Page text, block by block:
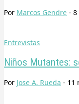
Por Marcos Gendre - 8
Entrevistas
Niños Mutantes:
Por Jose A. Rueda - 11